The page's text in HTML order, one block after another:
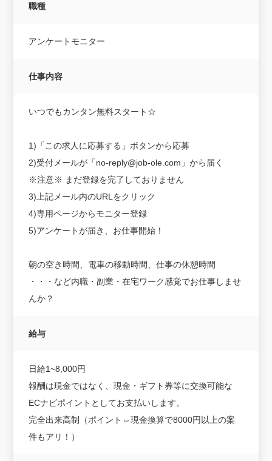
職種
アンケートモニター
仕事内容
いつでもカンタン無料スタート☆
1)「この求人に応募する」ボタンから応募
2)受付メールが「no-reply@job-ole.com」から届く
※注意※ まだ登録を完了しておりません
3)上記メール内のURLをクリック
4)専用ページからモニター登録
5)アンケートが届き、お仕事開始！
朝の空き時間、電車の移動時間、仕事の休憩時間
・・・など内職・副業・在宅ワーク感覚でお仕事しませ
んか？
給与
日給1~8,000円
報酬は現金ではなく、現金・ギフト券等に交換可能な
ECナビポイントとしてお支払いします。
完全出来高制（ポイント⇔現金換算で8000円以上の案
件もアリ！）